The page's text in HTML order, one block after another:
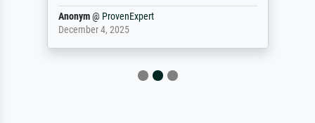
Anonym@ ProvenExpert
December 4, 2025